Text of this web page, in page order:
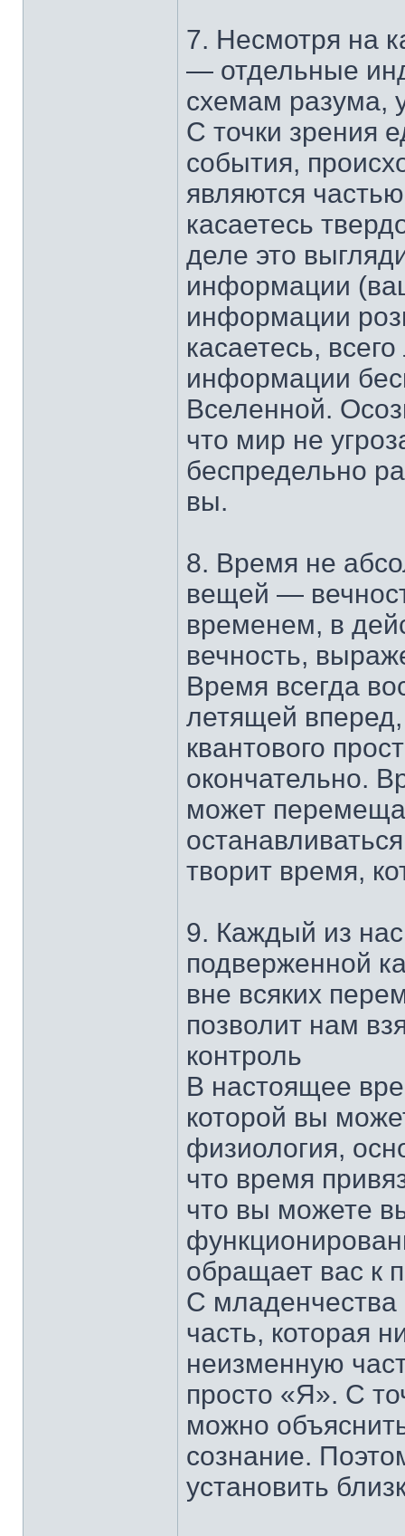
7. Несмотря на
— отдельные
схемам разума,
С точки зрения
события,
являются
касаетесь
деле это
информации
информации
касаетесь,
информации
Вселенной.
что мир не
беспредельно
вы.
8. Время не
вещей —
временем, в
вечность,
Время всегда
летящей
квантового
окончательно.
может
творит время,
9. Каждый из
подверженной
вне всяких
позволит нам
контроль
В настоящее
которой вы
физиология,
что время
что вы можете
обращает вас к
С младенчества
часть, которая
неизменную
просто «Я». С
можно
сознание.
установить